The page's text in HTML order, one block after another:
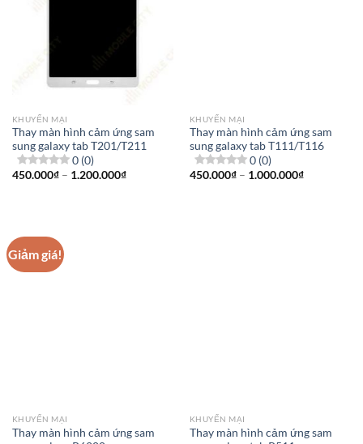
KHUYẾN MẠI
Thay màn hình cảm ứng sam
sung galaxy tab T201/T211
0 (0)
450.000₫ – 1.200.000₫Khoảng
KHUYẾN MẠI
Thay màn hình cảm ứng sam
sung galaxy tab T111/T116
0 (0)
450.000₫ – 1.000.000₫Khoảng
Giảm giá!
KHUYẾN MẠI
Thay màn hình cảm ứng sam
KHUYẾN MẠI
Thay màn hình cảm ứng sam